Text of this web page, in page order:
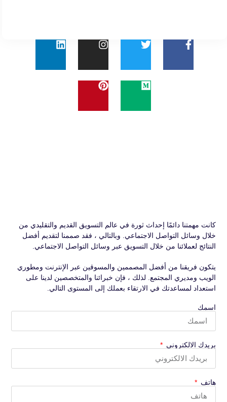
كانت مهمتنا دائمًا إحداث ثورة في عالم التسويق القديم والتقليدي من
خلال وسائل التواصل الاجتماعي. وبالتالي ، فقد صممنا لتقديم أفضل
النتائج لعملائنا من خلال التسويق عبر وسائل التواصل الاجتماعي.
يتكون فريقنا من أفضل المصممين والمسوقين عبر الإنترنت ومطوري
الويب ومديري المجتمع. لذلك ، فإن خبرائنا والمتخصصين لدينا على
استعداد لمساعدتك في الارتقاء بعملك إلى المستوى التالي.
اسمك
بريدك الالكتروني
هاتف